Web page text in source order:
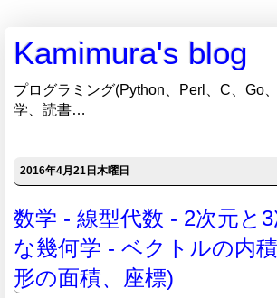
Kamimura's blog
プログラミング(Python、Perl、C、Go
学、読書…
2016年4月21日木曜日
数学 - 線型代数 - 2次元と
な幾何学 - ベクトルの内
形の面積、座標)